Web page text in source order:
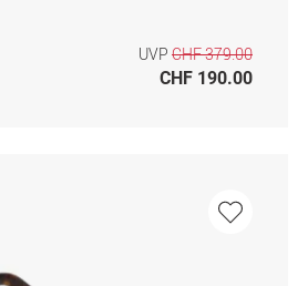
UVP CHF 379.00
CHF 190.00